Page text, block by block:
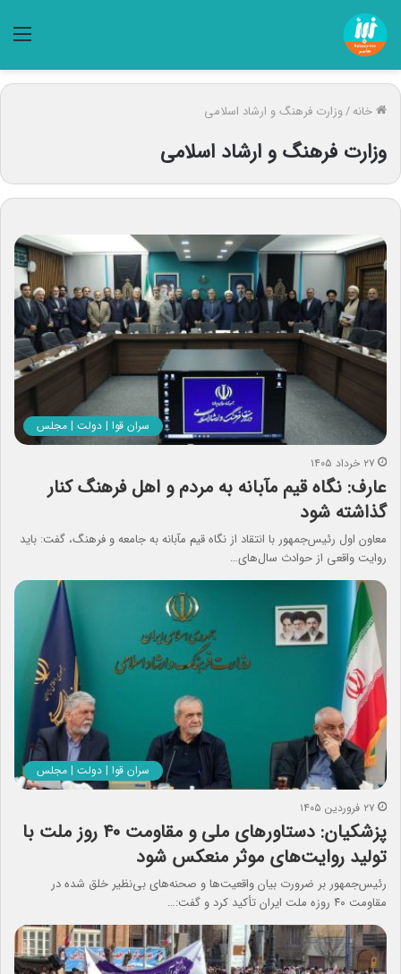
خانه/وزارت فرهنگ و ارشاد اسلامی
وزارت فرهنگ و ارشاد اسلامی
سران قوا | دولت | مجلس
۲۷ خرداد ۱۴۰۵
عارف: نگاه قیم مآبانه به مردم و اهل فرهنگ کنار
گذاشته شود
معاون اول رئیس‌جمهور با انتقاد از نگاه قیم مآبانه به جامعه و فرهنگ، گفت: باید
روایت واقعی از حوادث سال‌های…
سران قوا | دولت | مجلس
۲۷ فروردین ۱۴۰۵
پزشکیان: دستاورهای ملی و مقاومت ۴۰ روز ملت با
تولید روایت‌های موثر منعکس شود
رئیس‌جمهور بر ضرورت بیان واقعیت‌ها و صحنه‌های بی‌نظیر خلق شده در
مقاومت ۴۰ روزه ملت ایران تأکید کرد و گفت:…